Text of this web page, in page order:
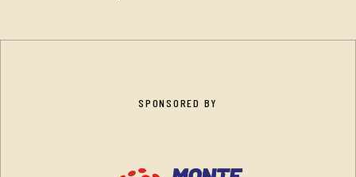
SPONSORED BY